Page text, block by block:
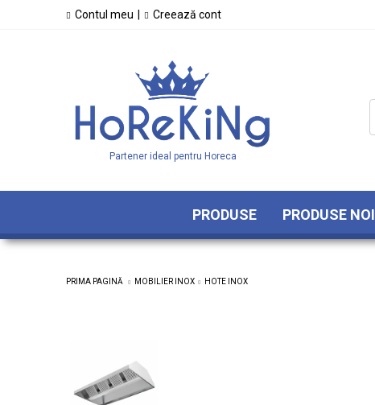
Contul meu Creează cont
Partener ideal pentru Horeca
PRODUSE PRODUSE NOI
PRIMA PAGINĂ MOBILIER INOX HOTE INOX